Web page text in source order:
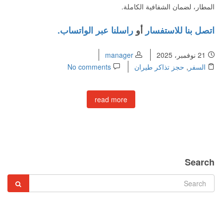
المطار، لضمان الشفافية الكاملة.
اتصل بنا للاستفسار أو راسلنا عبر الواتساب.
manager
السفر , حجز تذاكر طيران No comments
read more
Search